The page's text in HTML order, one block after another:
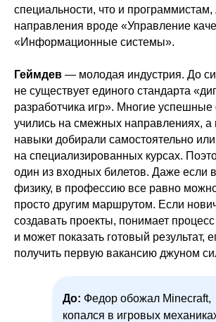
специальности, что и программистам,
направления вроде «Управление
«Информационные системы».
Геймдев — молодая индустрия. До
не существует единого стандарта
разработчика игр». Многие успешные
учились на смежных направлениях,
навыки добирали самостоятельно или
на специализированных курсах.
один из входных билетов. Даже если
физику, в профессию все равно
просто другим маршрутом. Если
создавать проекты, понимает процесс
и может показать готовый результат,
получить первую вакансию джуном
До: Федор обожал Minecraft,
копался в игровых